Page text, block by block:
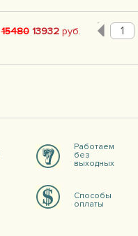
15480 13932руб.
Работаем
без
выходных
Способы
оплаты